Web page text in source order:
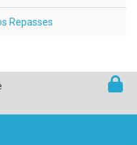
Repasses